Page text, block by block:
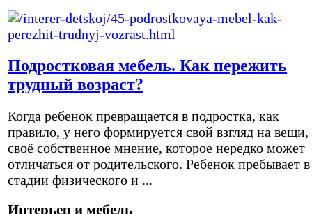
Подростковая мебель. Как пережить
трудный возраст?
Когда ребенок превращается в подростка, как
правило, у него формируется свой взгляд на вещи,
своё собственное мнение, которое нередко может
отличаться от родительского. Ребенок пребывает в
стадии физического и ...
Интерьер и мебель